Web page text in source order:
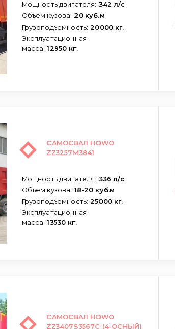
Мощность двигателя: 342 л/с
Объем кузова: 20 куб.м
Грузоподъемность: 20000 кг.
Эксплуатационная
масса: 12950 кг.
САМОСВАЛ HOWO
ZZ3257M3841
Мощность двигателя: 336 л/с
Объем кузова: 18-20 куб.м
Грузоподъемность: 25000 кг.
Эксплуатационная
масса: 13530 кг.
САМОСВАЛ HOWO
ZZ3407S3567C (4-ОСНЫЙ)